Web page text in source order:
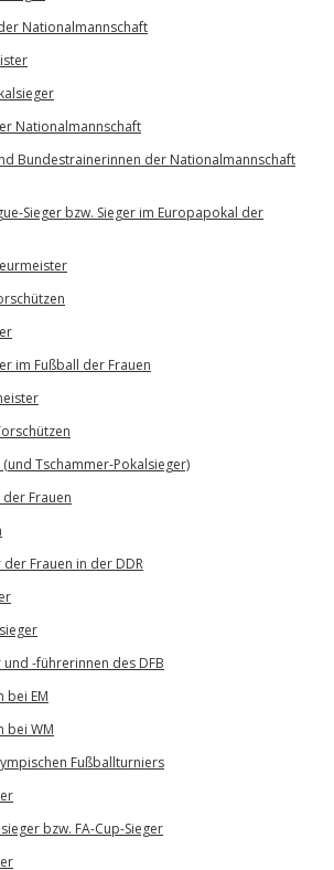
Nationalmannschaft
Nationalmannschaft
Bundestrainerinnen der Nationalmannschaft
Sieger bzw. Sieger im Europapokal der
im Fußball der Frauen
Tschammer-Pokalsieger)
Frauen
Frauen in der DDR
-führerinnen des DFB
bei EM
bei WM
Fußballturniers
bzw. FA-Cup-Sieger